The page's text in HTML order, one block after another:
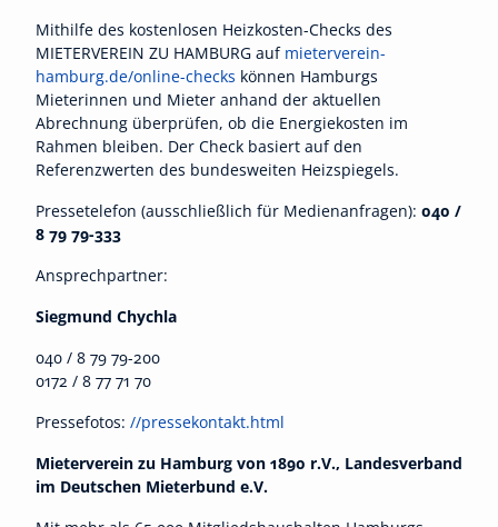
Mithilfe des kostenlosen Heizkosten-Checks des
MIETERVEREIN ZU HAMBURG auf mieterverein-
hamburg.de/online-checks können Hamburgs
Mieterinnen und Mieter anhand der aktuellen
Abrechnung überprüfen, ob die Energiekosten im
Rahmen bleiben. Der Check basiert auf den
Referenzwerten des bundesweiten Heizspiegels.
Pressetelefon (ausschließlich für Medienanfragen): 040 /
8 79 79-333
Ansprechpartner:
Siegmund Chychla
040 / 8 79 79-200
0172 / 8 77 71 70
Pressefotos: //pressekontakt.html
Mieterverein zu Hamburg von 1890 r.V., Landesverband
im Deutschen Mieterbund e.V.